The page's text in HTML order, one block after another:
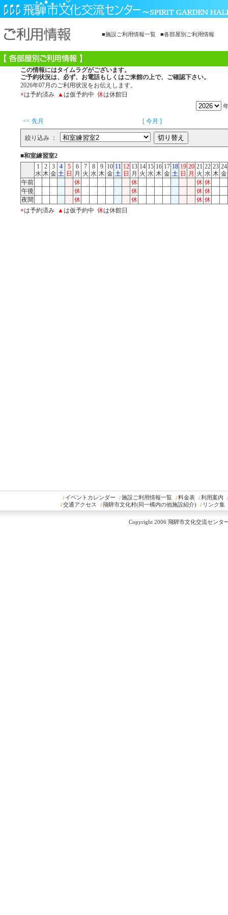
■施設ご利用情報一覧 ■各部屋別ご利用情報
この情報にはタイムラグがございます。
ご予約状況は、必ず、お電話もしくはご来館の上で、ご確認下さい。
2026年07月のご利用状況をお伝えします。
×は予約済み ▲は仮予約中 休は休館日
<< 先月 [ 今月 ]
絞り込み ：
■和室練習室2
1
水
2
木
3
金
4
土
5
日
6
月
7
火
8
水
9
木
10
金
11
土
12
日
13
月
14
火
15
水
16
木
17
金
18
土
19
日
20
月
21
火
22
水
23
木
24
金
午前
休 休 休 休
午後
休 休 休 休
夜間
休 休 休 休
×は予約済み ▲は仮予約中 休は休館日
♪イベントカレンダー ♪施設ご利用情報一覧 ♪料金表 ♪利用案内
♪交通アクセス ♪飛騨市文化村(同一構内の他施設紹介) ♪ リンク集
Copyright 2006 飛騨市文化交流センタ